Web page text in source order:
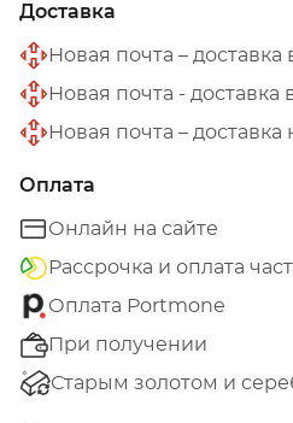
Доставка
Новая почта – доставка
Новая почта - доставка
Новая почта – доставка
Оплата
Онлайн на сайте
Рассрочка и оплата
Оплата Portmone
При получении
Старым золотом и